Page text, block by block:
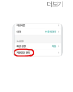
더보기